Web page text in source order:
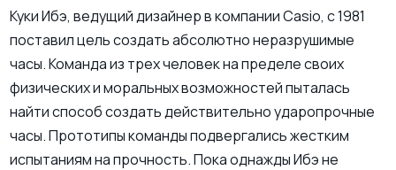
Куки Ибэ, ведущий дизайнер в компании Casio, с 1981
поставил цель создать абсолютно неразрушимые
часы. Команда из трех человек на пределе своих
физических и моральных возможностей пыталась
найти способ создать действительно ударопрочные
часы. Прототипы команды подвергались жестким
испытаниям на прочность. Пока однажды Ибэ не